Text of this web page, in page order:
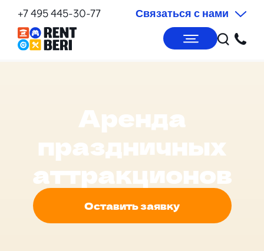
+7 495 445-30-77 Связаться с нами
Аренда
праздничных
аттракционов
Оставить заявку